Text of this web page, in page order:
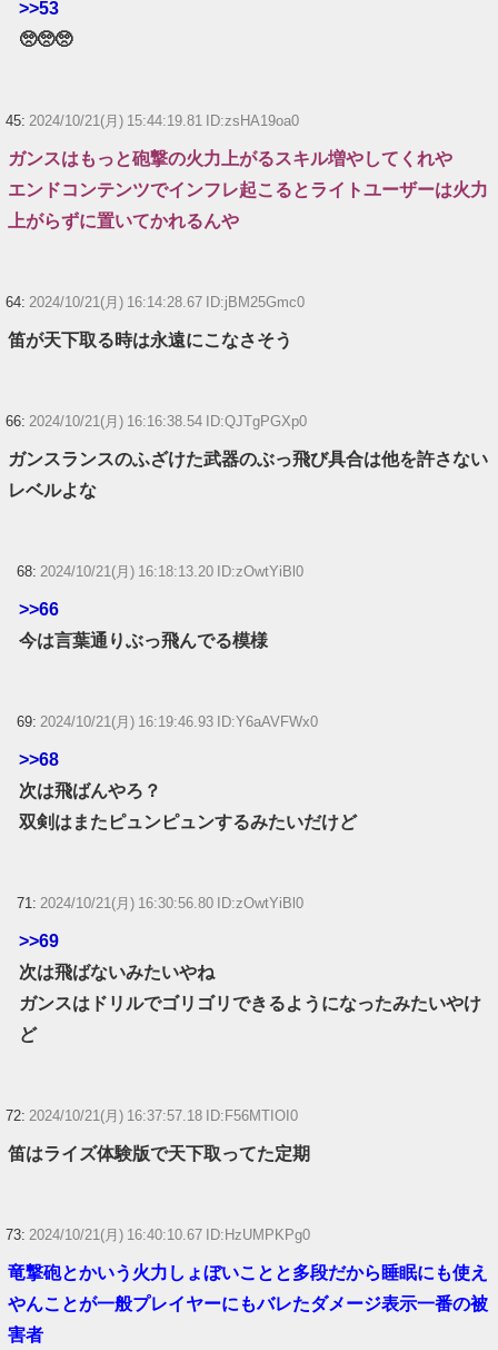
>>53
🥺🥺🥺
45: 2024/10/21(月) 15:44:19.81 ID:zsHA19oa0
ガンスはもっと砲撃の火力上がるスキル増やしてくれや
エンドコンテンツでインフレ起こるとライトユーザーは火力
上がらずに置いてかれるんや
64: 2024/10/21(月) 16:14:28.67 ID:jBM25Gmc0
笛が天下取る時は永遠にこなさそう
66: 2024/10/21(月) 16:16:38.54 ID:QJTgPGXp0
ガンスランスのふざけた武器のぶっ飛び具合は他を許さない
レベルよな
68: 2024/10/21(月) 16:18:13.20 ID:zOwtYiBl0
>>66
今は言葉通りぶっ飛んでる模様
69: 2024/10/21(月) 16:19:46.93 ID:Y6aAVFWx0
>>68
次は飛ばんやろ？
双剣はまたピュンピュンするみたいだけど
71: 2024/10/21(月) 16:30:56.80 ID:zOwtYiBl0
>>69
次は飛ばないみたいやね
ガンスはドリルでゴリゴリできるようになったみたいやけ
ど
72: 2024/10/21(月) 16:37:57.18 ID:F56MTIOI0
笛はライズ体験版で天下取ってた定期
73: 2024/10/21(月) 16:40:10.67 ID:HzUMPKPg0
竜撃砲とかいう火力しょぼいことと多段だから睡眠にも使え
やんことが一般プレイヤーにもバレたダメージ表示一番の被
害者